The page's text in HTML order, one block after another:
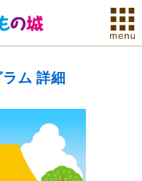
ム 詳細